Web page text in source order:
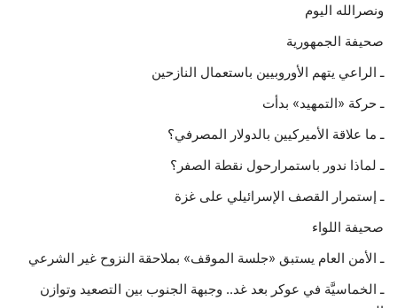
ونصرالله اليوم
صحيفة الجمهورية
ـ الراعي يتهم الأوروبيين باستعمال النازحين
ـ حركة «التمهيد» بدأت
ـ ما علاقة الأميركيين بالدولار المصرفي؟
ـ لماذا ندور باستمرارحول نقطة الصفر؟
ـ إستمرار القصف الإسرائيلي على غزة
صحيفة اللواء
ـ الأمن العام يستبق «جلسة الموقف» بملاحقة النزوح غير الشرعي
ـ الخماسيَّة في عوكر بعد غد.. وجبهة الجنوب بين التصعيد وتوازن